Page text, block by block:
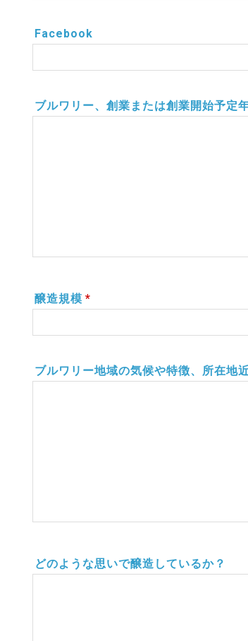
Facebook
ブルワリー、創業または創業開始予定
醸造規模 *
ブルワリー地域の気候や特徴、所在地
どのような思いで醸造しているか？